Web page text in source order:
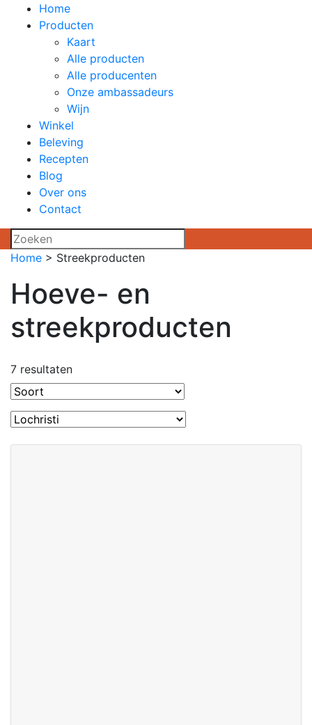
Home
Producten
Kaart
Alle producten
Alle producenten
Onze ambassadeurs
Wijn
Winkel
Beleving
Recepten
Blog
Over ons
Contact
Home > Streekproducten
Hoeve- en
streekproducten
7 resultaten